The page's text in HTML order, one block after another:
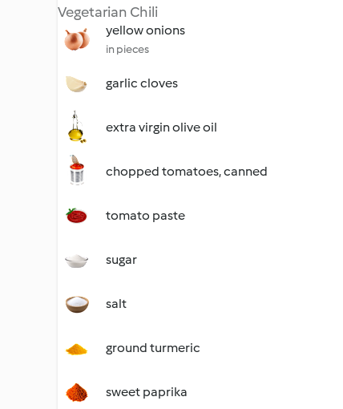
Vegetarian Chili
yellow onions
in pieces
garlic cloves
extra virgin olive oil
chopped tomatoes, canned
tomato paste
sugar
salt
ground turmeric
sweet paprika